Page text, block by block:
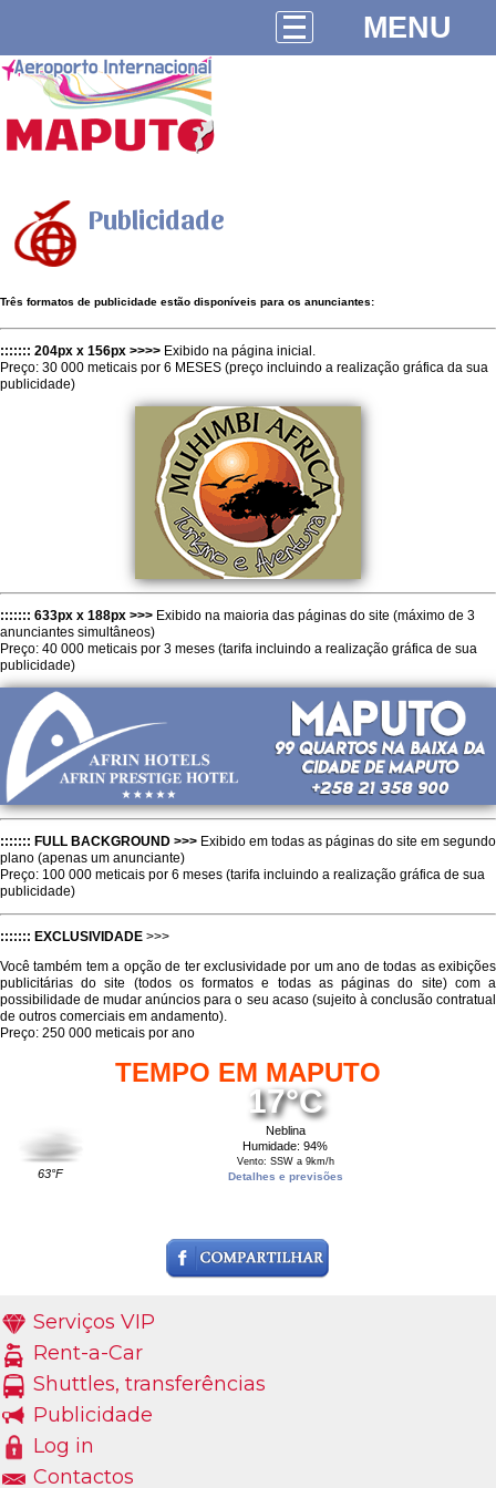
MENU
Publicidade
Três formatos de publicidade estão disponíveis para os anunciantes:
::::::: 204px x 156px >>>> Exibido na página inicial.
Preço: 30 000 meticais por 6 MESES (preço incluindo a realização gráfica da sua
publicidade)
::::::: 633px x 188px >>> Exibido na maioria das páginas do site (máximo de 3
anunciantes simultâneos)
Preço: 40 000 meticais por 3 meses (tarifa incluindo a realização gráfica de sua
publicidade)
::::::: FULL BACKGROUND >>> Exibido em todas as páginas do site em segundo
plano (apenas um anunciante)
Preço: 100 000 meticais por 6 meses (tarifa incluindo a realização gráfica de sua
publicidade)
::::::: EXCLUSIVIDADE >>>
Você também tem a opção de ter exclusividade por um ano de todas as exibições
publicitárias do site (todos os formatos e todas as páginas do site) com a
possibilidade de mudar anúncios para o seu acaso (sujeito à conclusão contratual
de outros comerciais em andamento).
Preço: 250 000 meticais por ano
TEMPO EM MAPUTO
63°F
17°C
Neblina
Humidade: 94%
Vento: SSW a 9km/h
Detalhes e previsões
Serviços VIP
Rent-a-Car
Shuttles, transferências
Publicidade
Log in
Contactos